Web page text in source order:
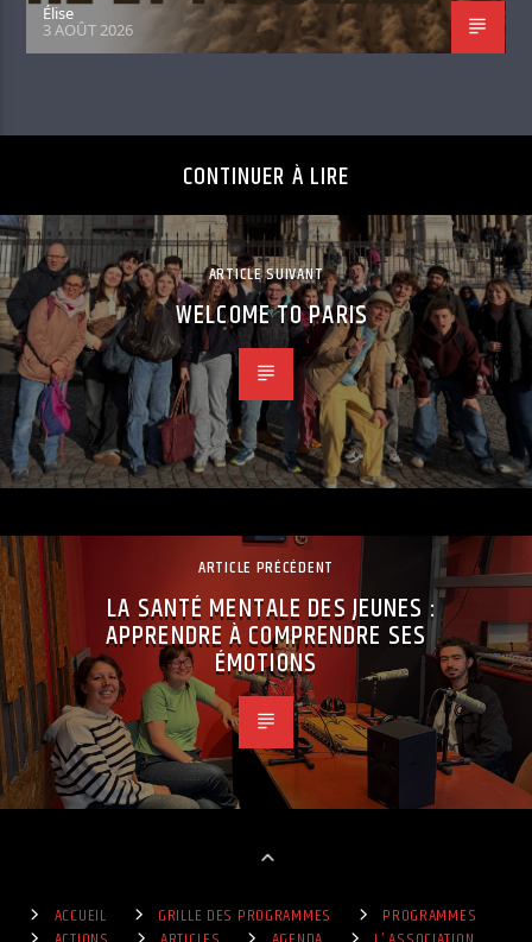
Élise
3 AOÛT 2026
CONTINUER À LIRE
ARTICLE SUIVANT
WELCOME TO PARIS
ARTICLE PRÉCÉDENT
LA SANTÉ MENTALE DES JEUNES :
APPRENDRE À COMPRENDRE SES
ÉMOTIONS
ACCUEIL GRILLE DES PROGRAMMES
PROGRAMMES